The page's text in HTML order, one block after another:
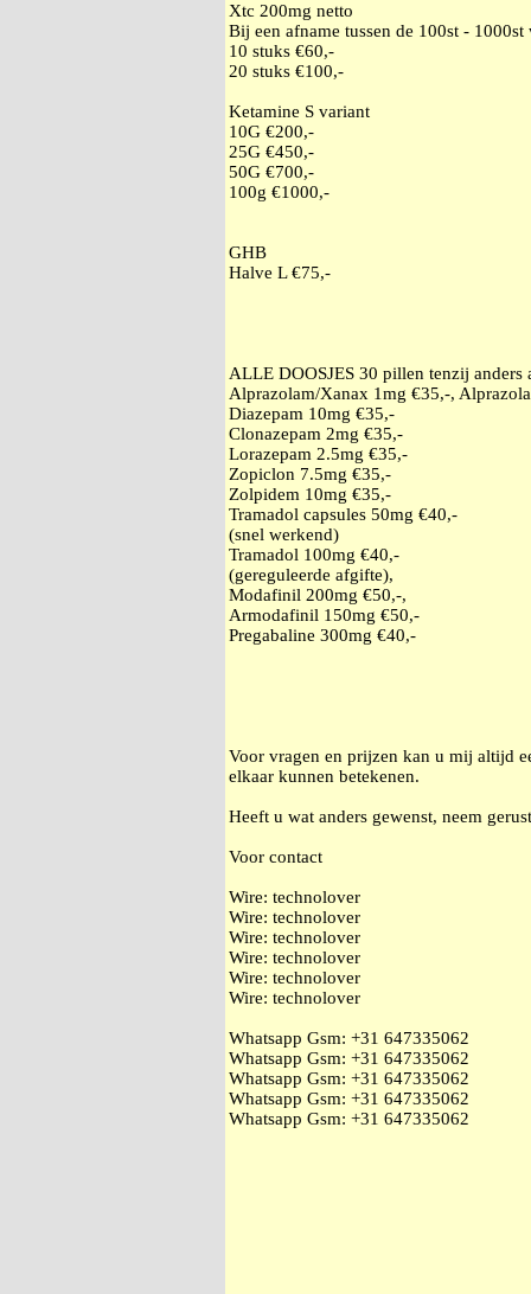
Xtc 200mg netto
Bij een afname tussen de 100st -
10 stuks €60,-
20 stuks €100,-
Ketamine S variant
10G €200,-
25G €450,-
50G €700,-
100g €1000,-
GHB
Halve L €75,-
ALLE DOOSJES 30 pillen tenzij anders
Alprazolam/Xanax 1mg €35,-,
Diazepam 10mg €35,-
Clonazepam 2mg €35,-
Lorazepam 2.5mg €35,-
Zopiclon 7.5mg €35,-
Zolpidem 10mg €35,-
Tramadol capsules 50mg €40,-
(snel werkend)
Tramadol 100mg €40,-
(gereguleerde afgifte),
Modafinil 200mg €50,-,
Armodafinil 150mg €50,-
Pregabaline 300mg €40,-
Voor vragen en prijzen kan u mij altijd
elkaar kunnen betekenen.
Heeft u wat anders gewenst, neem
Voor contact
Wire: technolover
Wire: technolover
Wire: technolover
Wire: technolover
Wire: technolover
Wire: technolover
Whatsapp Gsm: ‭+31 647335062
Whatsapp Gsm: ‭+31 647335062
Whatsapp Gsm: ‭+31 647335062
Whatsapp Gsm: ‭+31 647335062
Whatsapp Gsm: ‭+31 647335062